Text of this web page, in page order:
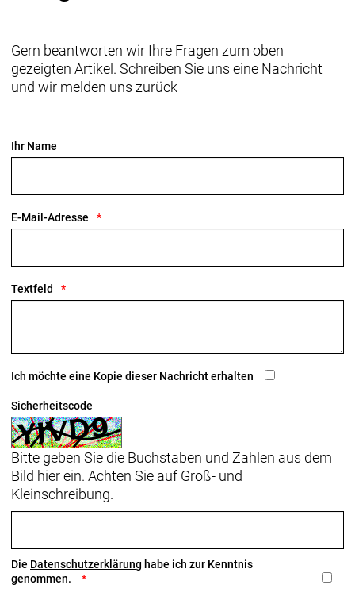
Gern beantworten wir Ihre Fragen zum oben
gezeigten Artikel. Schreiben Sie uns eine Nachricht
und wir melden uns zurück
Ihr Name
E-Mail-Adresse
Textfeld
Ich möchte eine Kopie dieser Nachricht erhalten
Sicherheitscode
Bitte geben Sie die Buchstaben und Zahlen aus dem
Bild hier ein. Achten Sie auf Groß- und
Kleinschreibung.
Die Datenschutzerklärung habe ich zur Kenntnis
genommen.